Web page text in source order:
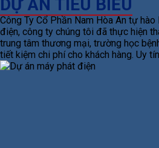
DỰ ÁN TIÊU BIỂU
Công Ty Cổ Phần Nam Hòa An tự
điện, công ty chúng tôi đã thực hiện
trung tâm thương mại, trường học
tiết kiệm chi phí cho khách hàng. Uy